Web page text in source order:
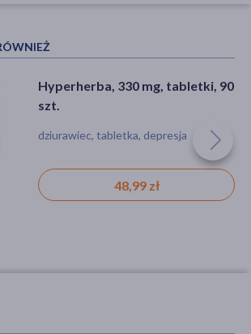
Hyperherba, 330 mg, tabletki, 90
szt.
dziurawiec, tabletka, depresja
48,99 zł